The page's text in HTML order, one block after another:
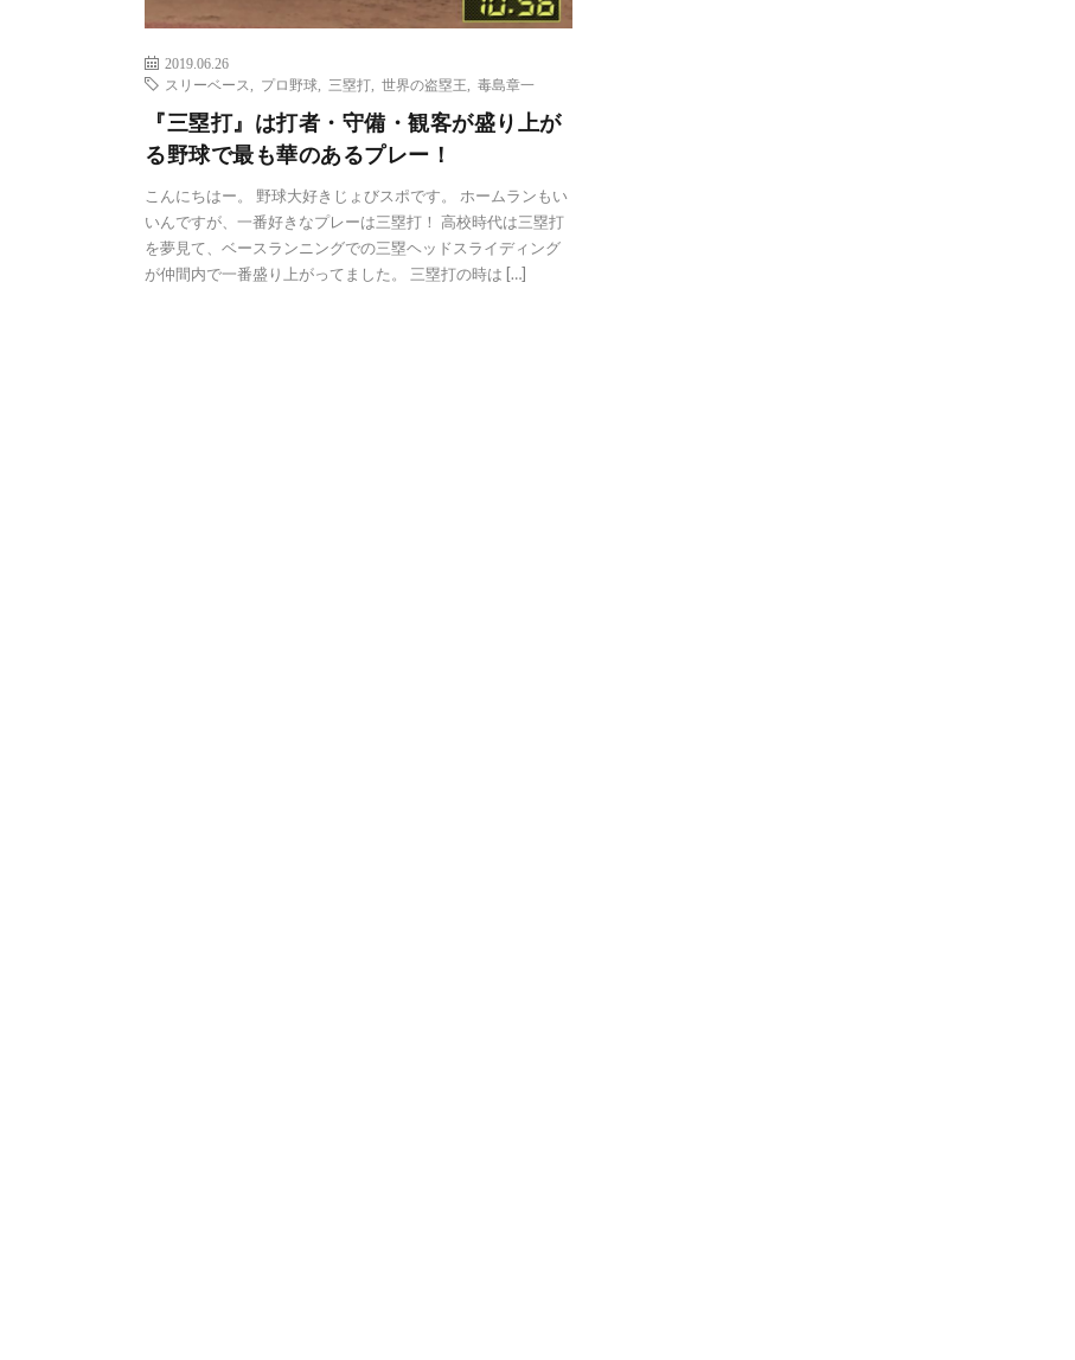
2019.06.26
スリーベース
プロ野球 三塁打 世界の盗塁王 毒島章一
『三塁打』は打者・守備・観客が盛り上が
る野球で最も華のあるプレー！
こんにちはー。 野球大好きじょびスポです。 ホームランもい
いんですが、一番好きなプレーは三塁打！ 高校時代は三塁打
を夢見て、ベースランニングでの三塁ヘッドスライディング
が仲間内で一番盛り上がってました。 三塁打の時は […]